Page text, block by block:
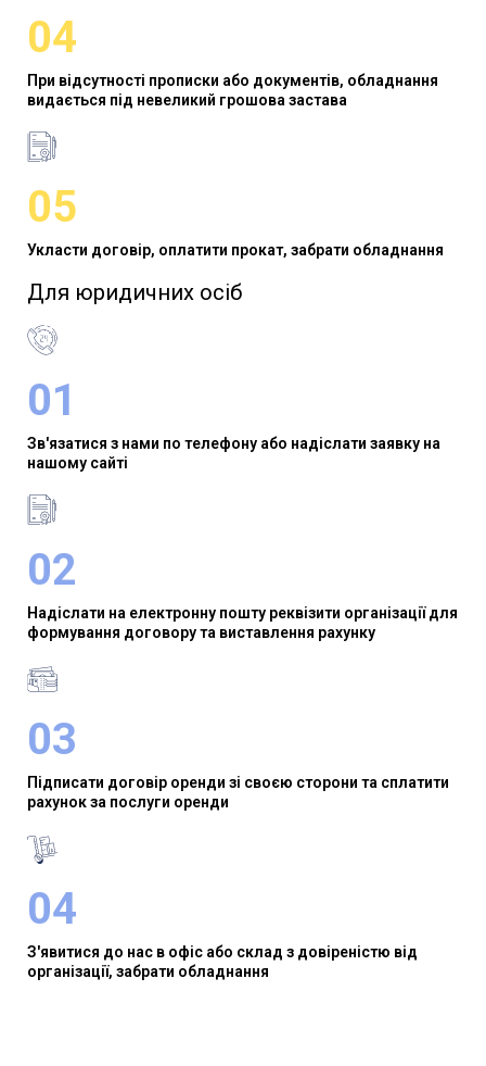
04
При відсутності прописки або документів, обладнання
видається під невеликий грошова застава
05
Укласти договір, оплатити прокат, забрати обладнання
Для юридичних осіб​
01
Зв'язатися з нами по телефону або надіслати заявку на
нашому сайті
02
Надіслати на електронну пошту реквізити організації для
формування договору та виставлення рахунку
03
Підписати договір оренди зі своєю сторони та сплатити
рахунок за послуги оренди
04
З'явитися до нас в офіс або склад з довіреністю від
організації, забрати обладнання